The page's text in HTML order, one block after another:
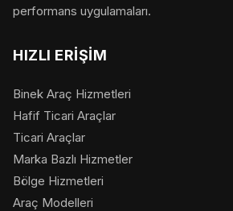
performans uygulamaları.
HIZLI ERIŞIM
Binek Araç Hizmetleri
Hafif Ticari Araçlar
Ticari Araçlar
Marka Bazlı Hizmetler
Bölge Hizmetleri
Araç Modelleri